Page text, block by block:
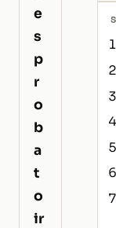
e
s
p
r
o
b
a
t
o
ir